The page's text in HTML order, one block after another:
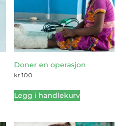
Doner en operasjon
kr 100
Legg i handlekurv